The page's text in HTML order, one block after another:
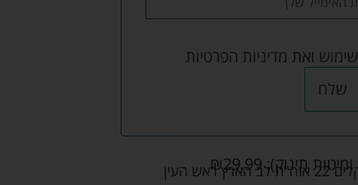
ואת מדיניות הפרטיות
שלח
תינוק): ₪29.99 העין